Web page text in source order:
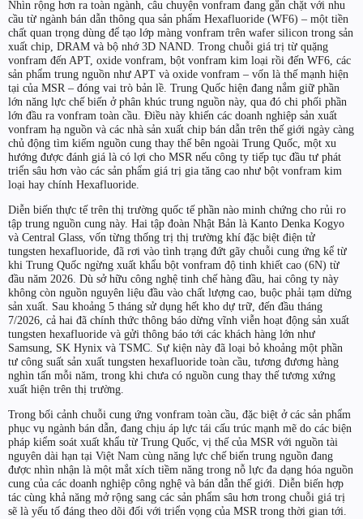
Nhìn rộng hơn ra toàn ngành, câu chuyện vonfram đang gắn chặt với nhu
cầu từ ngành bán dẫn thông qua sản phẩm Hexafluoride (WF6) – một tiền
chất quan trọng dùng để tạo lớp màng vonfram trên wafer silicon trong sản
xuất chip, DRAM và bộ nhớ 3D NAND. Trong chuỗi giá trị từ quặng
vonfram đến APT, oxide vonfram, bột vonfram kim loại rồi đến WF6, các
sản phẩm trung nguồn như APT và oxide vonfram – vốn là thế mạnh hiện
tại của MSR – đóng vai trò bản lề. Trung Quốc hiện đang nắm giữ phần
lớn năng lực chế biến ở phân khúc trung nguồn này, qua đó chi phối phần
lớn đầu ra vonfram toàn cầu. Điều này khiến các doanh nghiệp sản xuất
vonfram hạ nguồn và các nhà sản xuất chip bán dẫn trên thế giới ngày càng
chủ động tìm kiếm nguồn cung thay thế bên ngoài Trung Quốc, một xu
hướng được đánh giá là có lợi cho MSR nếu công ty tiếp tục đầu tư phát
triển sâu hơn vào các sản phẩm giá trị gia tăng cao như bột vonfram kim
loại hay chính Hexafluoride.
Diễn biến thực tế trên thị trường quốc tế phần nào minh chứng cho rủi ro
tập trung nguồn cung này. Hai tập đoàn Nhật Bản là Kanto Denka Kogyo
và Central Glass, vốn từng thống trị thị trường khí đặc biệt điện tử
tungsten hexafluoride, đã rơi vào tình trạng đứt gãy chuỗi cung ứng kể từ
khi Trung Quốc ngừng xuất khẩu bột vonfram độ tinh khiết cao (6N) từ
đầu năm 2026. Dù sở hữu công nghệ tinh chế hàng đầu, hai công ty này
không còn nguồn nguyên liệu đầu vào chất lượng cao, buộc phải tạm dừng
sản xuất. Sau khoảng 5 tháng sử dụng hết kho dự trữ, đến đầu tháng
7/2026, cả hai đã chính thức thông báo dừng vĩnh viễn hoạt động sản xuất
tungsten hexafluoride và gửi thông báo tới các khách hàng lớn như
Samsung, SK Hynix và TSMC. Sự kiện này đã loại bỏ khoảng một phần
tư công suất sản xuất tungsten hexafluoride toàn cầu, tương đương hàng
nghìn tấn mỗi năm, trong khi chưa có nguồn cung thay thế tương xứng
xuất hiện trên thị trường.
Trong bối cảnh chuỗi cung ứng vonfram toàn cầu, đặc biệt ở các sản phẩm
phục vụ ngành bán dẫn, đang chịu áp lực tái cấu trúc mạnh mẽ do các biện
pháp kiểm soát xuất khẩu từ Trung Quốc, vị thế của MSR với nguồn tài
nguyên dài hạn tại Việt Nam cùng năng lực chế biến trung nguồn đang
được nhìn nhận là một mắt xích tiềm năng trong nỗ lực đa dạng hóa nguồn
cung của các doanh nghiệp công nghệ và bán dẫn thế giới. Diễn biến hợp
tác cùng khả năng mở rộng sang các sản phẩm sâu hơn trong chuỗi giá trị
sẽ là yếu tố đáng theo dõi đối với triển vọng của MSR trong thời gian tới.